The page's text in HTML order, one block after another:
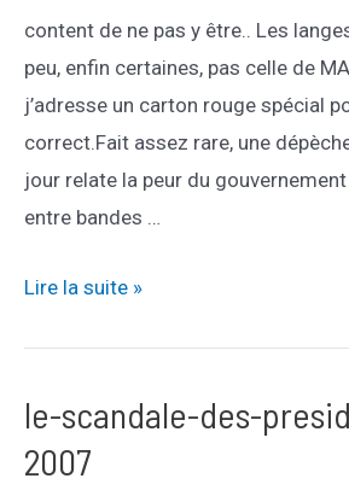
content de ne pas y être.. Les
peu, enfin certaines, pas celle de
j’adresse un carton rouge spécial
correct.Fait assez rare, une
jour relate la peur du
entre bandes …
comme-
content-
davoir-
quitte-
Lire la suite »
le-scandale-des-
2007